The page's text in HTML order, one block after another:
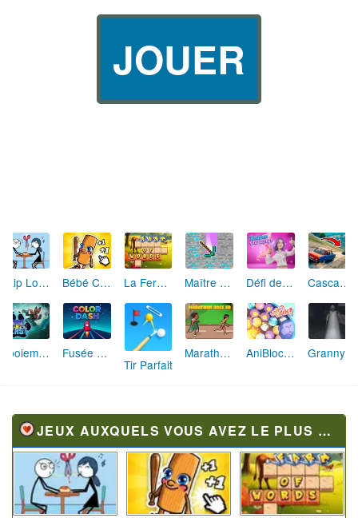
JOUER
Skip Love: L'Amour en Péril Bébé Clic Italien: La Folie des Petits Bambins La Ferme des Mots - Cultivez votre Vocabulaire Maître de la Destruction: Fusion de Pioches Défi de Mode: Star du Podium Cascades Folles 3D
Aboiement Stellaire : Aventure Canine Fusée Chromatique: La Course des Couleurs
Tir Parfait
Marathon Champion io AniBlocos: Connecte les Animaux Mignons!
JEUX AUXQUELS VOUS AVEZ LE PLUS JOUÉ